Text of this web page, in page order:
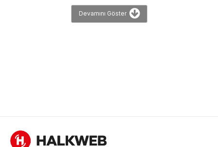
Devamını Göster